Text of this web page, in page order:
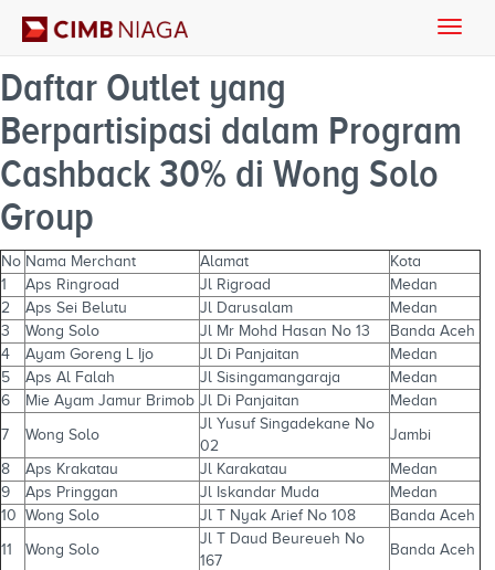
Toggle
Daftar Outlet yang
Berpartisipasi dalam Program
Cashback 30% di Wong Solo
Group
No Nama Merchant Alamat
Kota
1
Aps Ringroad Jl Rigroad
Medan
2
Aps Sei Belutu Jl Darusalam
Medan
3
Wong Solo Jl Mr Mohd Hasan No 13
Banda Aceh
4
Ayam Goreng L Ijo Jl Di Panjaitan
Medan
5
Aps Al Falah Jl Sisingamangaraja
Medan
6
Mie Ayam Jamur Brimob Jl Di Panjaitan Medan
7 Wong Solo
Jl Yusuf Singadekane No
02
Jambi
8 Aps Krakatau Jl Karakatau
Medan
9
Aps Pringgan Jl Iskandar Muda
Medan
10 Wong Solo Jl T Nyak Arief No 108 Banda Aceh
11 Wong Solo
Jl T Daud Beureueh No
167
Banda Aceh